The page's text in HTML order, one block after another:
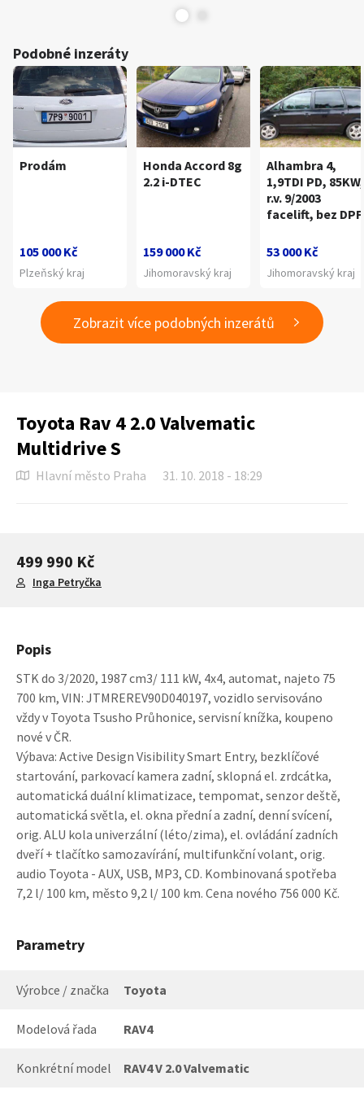
Podobné inzeráty
Prodám
105 000 Kč
Plzeňský kraj
Honda Accord 8g
2.2 i-DTEC
159 000 Kč
Jihomoravský kraj
Alhambra 4,
1,9TDI PD, 85KW,
r.v. 9/2003
facelift, bez DPF
53 000 Kč
Jihomoravský kraj
Zobrazit více podobných inzerátů
Toyota Rav 4 2.0 Valvematic
Multidrive S
Hlavní město Praha 31. 10. 2018 - 18:29
499 990 Kč
Inga Petryčka
Popis
STK do 3/2020, 1987 cm3/ 111 kW, 4x4, automat, najeto 75
700 km, VIN: JTMREREV90D040197, vozidlo servisováno
vždy v Toyota Tsusho Průhonice, servisní knížka, koupeno
nové v ČR.
Výbava: Active Design Visibility Smart Entry, bezklíčové
startování, parkovací kamera zadní, sklopná el. zrdcátka,
automatická duální klimatizace, tempomat, senzor deště,
automatická světla, el. okna přední a zadní, denní svícení,
orig. ALU kola univerzální (léto/zima), el. ovládání zadních
dveří + tlačítko samozavírání, multifunkční volant, orig.
audio Toyota - AUX, USB, MP3, CD. Kombinovaná spotřeba
7,2 l/ 100 km, město 9,2 l/ 100 km. Cena nového 756 000 Kč.
Parametry
Výrobce / značka Toyota
Modelová řada RAV4
Konkrétní model RAV4 V 2.0 Valvematic